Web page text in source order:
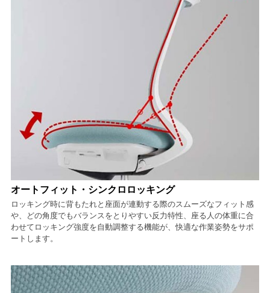
オートフィット・シンクロロッキング
ロッキング時に背もたれと座面が連動する際のスムーズなフィット感
や、どの角度でもバランスをとりやすい反力特性、座る人の体重に合
わせてロッキング強度を自動調整する機能が、快適な作業姿勢をサポ
ートします。